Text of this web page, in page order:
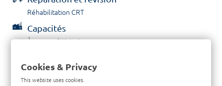
Réhabilitation CRT
Capacités
À propos / Historique
Contactez nous
Cookies & Privacy
This website uses cookies.